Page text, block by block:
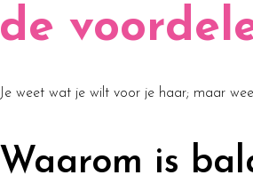
de
Je weet wat je wilt voor je haar; maar
Waarom is